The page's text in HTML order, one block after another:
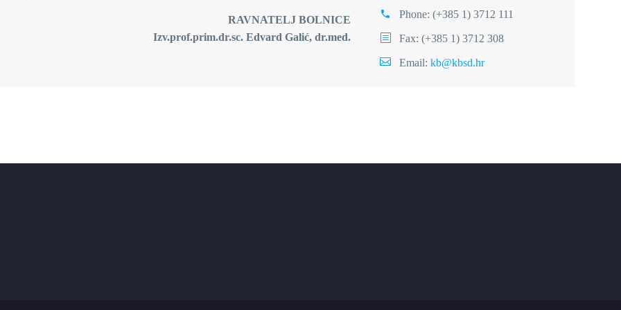
BOLNICE
Edvard Galić, dr.med.
Phone: (+385 1) 3712 111
Fax: (+385 1) 3712 308
Email: kb@kbsd.hr